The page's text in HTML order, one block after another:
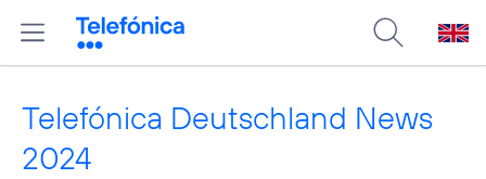
Telefónica Deutschland News
2024